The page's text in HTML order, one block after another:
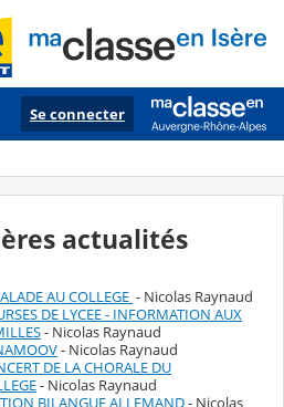
Se connecter
actualités
AU COLLEGE - Nicolas Raynaud
DE LYCEE - INFORMATION AUX
- Nicolas Raynaud
- Nicolas Raynaud
DE LA CHORALE DU
- Nicolas Raynaud
BILANGUE ALLEMAND- Nicolas